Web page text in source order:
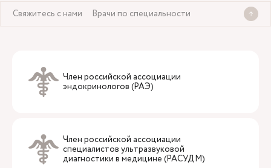
Свяжитесь с нами Врачи по специальности
Член российской ассоциации
эндокринологов (РАЭ)
Член российской ассоциации
специалистов ультразвуковой
диагностики в медицине (РАСУДМ)